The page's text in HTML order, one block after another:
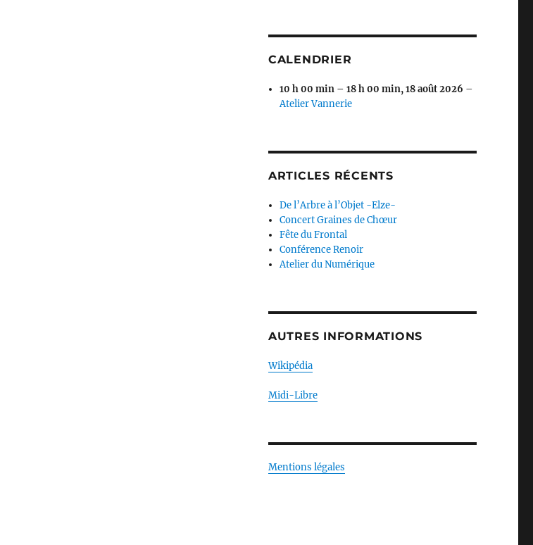
CALENDRIER
10 h 00 min – 18 h 00 min,18 août 2026 –
Atelier Vannerie
ARTICLES RÉCENTS
De l’Arbre à l’Objet -Elze-
Concert Graines de Chœur
Fête du Frontal
Conférence Renoir
Atelier du Numérique
AUTRES INFORMATIONS
Wikipédia
Midi-Libre
Mentions légales